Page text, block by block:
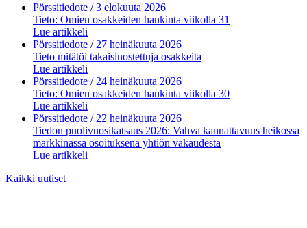
Pörssitiedote / 3 elokuuta 2026
Tieto: Omien osakkeiden hankinta viikolla 31
Lue artikkeli
Pörssitiedote / 27 heinäkuuta 2026
Tieto mitätöi takaisinostettuja osakkeita
Lue artikkeli
Pörssitiedote / 24 heinäkuuta 2026
Tieto: Omien osakkeiden hankinta viikolla 30
Lue artikkeli
Pörssitiedote / 22 heinäkuuta 2026
Tiedon puolivuosikatsaus 2026: Vahva kannattavuus heikossa
markkinassa osoituksena yhtiön vakaudesta
Lue artikkeli
Kaikki uutiset